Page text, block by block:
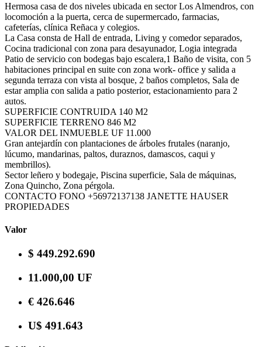
Hermosa casa de dos niveles ubicada en sector Los Almendros, con
locomoción a la puerta, cerca de supermercado, farmacias,
cafeterías, clínica Reñaca y colegios.
La Casa consta de Hall de entrada, Living y comedor separados,
Cocina tradicional con zona para desayunador, Logia integrada
Patio de servicio con bodegas bajo escalera,1 Baño de visita, con 5
habitaciones principal en suite con zona work- office y salida a
segunda terraza con vista al bosque, 2 baños completos, Sala de
estar amplia con salida a patio posterior, estacionamiento para 2
autos.
SUPERFICIE CONTRUIDA 140 M2
SUPERFICIE TERRENO 846 M2
VALOR DEL INMUEBLE UF 11.000
Gran antejardín con plantaciones de árboles frutales (naranjo,
lúcumo, mandarinas, paltos, duraznos, damascos, caqui y
membrillos).
Sector leñero y bodegaje, Piscina superficie, Sala de máquinas,
Zona Quincho, Zona pérgola.
CONTACTO FONO +56972137138 JANETTE HAUSER
PROPIEDADES
Valor
$ 449.292.690
11.000,00 UF
€ 426.646
U$ 491.643